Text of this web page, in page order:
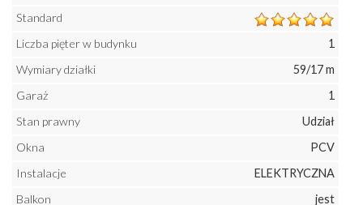
Standard
Liczba pięter w budynku
1
Wymiary działki
59/17 m
Garaż
1
Stan prawny
Udział
Okna
PCV
Instalacje
ELEKTRYCZNA
Balkon
jest